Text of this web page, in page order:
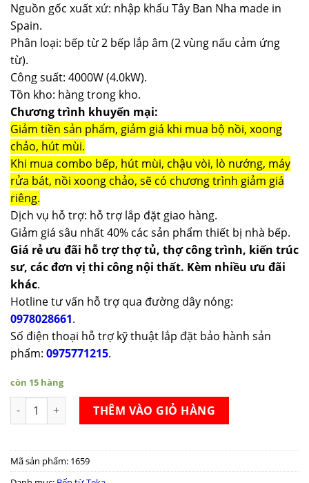
Nguồn gốc xuất xứ: nhập khẩu Tây Ban Nha made in
Spain.
Phân loại: bếp từ 2 bếp lắp âm (2 vùng nấu cảm ứng
từ).
Công suất: 4000W (4.0kW).
Tồn kho: hàng trong kho.
Chương trình khuyến mại:
Giảm tiền sản phẩm, giảm giá khi mua bộ nồi, xoong
chảo, hút mùi.
Khi mua combo bếp, hút mùi, chậu vòi, lò nướng, máy
rửa bát, nồi xoong chảo, sẽ có chương trình giảm giá
riêng.
Dịch vụ hỗ trợ: hỗ trợ lắp đặt giao hàng.
Giảm giá sâu nhất 40% các sản phẩm thiết bị nhà bếp.
Giá rẻ ưu đãi hỗ trợ thợ tủ, thợ công trình, kiến trúc
sư, các đơn vị thi công nội thất. Kèm nhiều ưu đãi
khác.
Hotline tư vấn hỗ trợ qua đường dây nóng:
0978028661.
Số điện thoại hỗ trợ kỹ thuật lắp đặt bảo hành sản
phẩm: 0975771215.
còn 15 hàng
Bếp từ Teka IB 702 ( BỎ MẪU) số lượng
THÊM VÀO GIỎ HÀNG
Mã sản phẩm: 1659